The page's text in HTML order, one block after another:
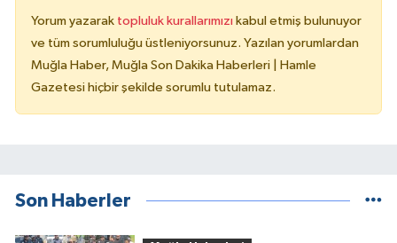
Yorum yazarak topluluk kurallarımızı kabul etmiş bulunuyor
ve tüm sorumluluğu üstleniyorsunuz. Yazılan yorumlardan
Muğla Haber, Muğla Son Dakika Haberleri | Hamle
Gazetesi hiçbir şekilde sorumlu tutulamaz.
Son Haberler